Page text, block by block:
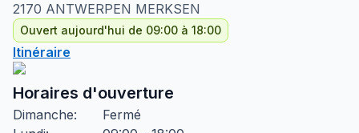
2170 ANTWERPEN MERKSEN
Ouvert aujourd'hui de 09:00 à 18:00
Itinéraire
Horaires d'ouverture
Dimanche:
Fermé